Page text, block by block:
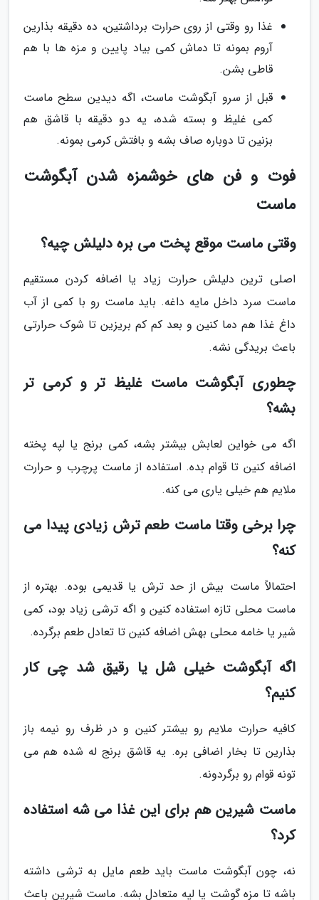
غذا رو وقتی از روی حرارت برداشتین، ده دقیقه بذارین
آروم بمونه تا دماش کمی بیاد پایین و مزه ها با هم
قاطی بشن.
قبل از سرو آبگوشت ماست، اگه دیدین سطح ماست
کمی غلیظ و بسته شده، یه دو دقیقه با قاشق هم
بزنین تا دوباره صاف بشه و بافتش کرمی بمونه.
فوت و فن های خوشمزه شدن آبگوشت
ماست
وقتی ماست موقع پخت می بره دلیلش چیه؟
اصلی ترین دلیلش حرارت زیاد یا اضافه کردن مستقیم
ماست سرد داخل مایه داغه. باید ماست رو با کمی از آب
داغ غذا هم دما کنین و بعد کم کم بریزین تا شوک حرارتی
باعث بریدگی نشه.
چطوری آبگوشت ماست غلیظ تر و کرمی تر
بشه؟
اگه می خواین لعابش بیشتر بشه، کمی برنج یا لپه پخته
اضافه کنین تا قوام بده. استفاده از ماست پرچرب و حرارت
ملایم هم خیلی یاری می کنه.
چرا برخی وقتا ماست طعم ترش زیادی پیدا می
کنه؟
احتمالاً ماست بیش از حد ترش یا قدیمی بوده. بهتره از
ماست محلی تازه استفاده کنین و اگه ترشی زیاد بود، کمی
شیر یا خامه محلی بهش اضافه کنین تا تعادل طعم برگرده.
اگه آبگوشت خیلی شل یا رقیق شد چی کار
کنیم؟
کافیه حرارت ملایم رو بیشتر کنین و در ظرف رو نیمه باز
بذارین تا بخار اضافی بره. یه قاشق برنج له شده هم می
تونه قوام رو برگردونه.
ماست شیرین هم برای این غذا می شه استفاده
کرد؟
نه، چون آبگوشت ماست باید طعم مایل به ترشی داشته
باشه تا مزه گوشت یا لپه متعادل بشه. ماست شیرین باعث